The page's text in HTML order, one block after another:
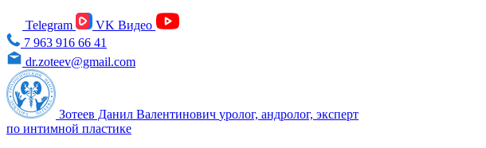
Telegram
VK Видео
7 963 916 66 41
dr.zoteev@gmail.com
Зотеев Данил Валентинович уролог, андролог, эксперт
по интимной пластике